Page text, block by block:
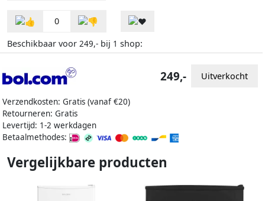
0
Beschikbaar voor 249,- bij 1 shop:
Verzendkosten: Gratis (vanaf €20)
Retourneren: Gratis
Levertijd: 1-2 werkdagen
Betaalmethodes:
249,- Uitverkocht
Vergelijkbare producten